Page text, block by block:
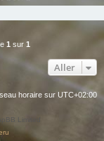
e
e
r
1 sur 1
Aller
horaire sur UTC+02:00
Limited